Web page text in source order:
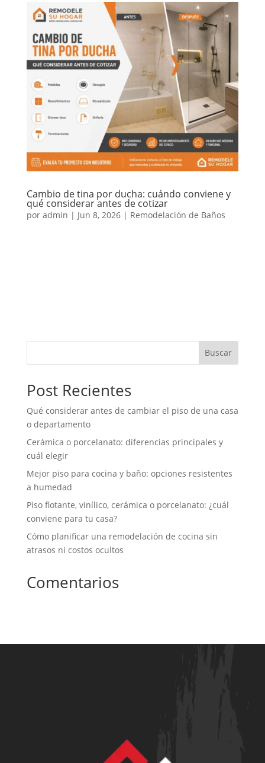
Cambio de tina por ducha: cuándo conviene y
qué considerar antes de cotizar
por admin | Jun 8, 2026| Remodelación de Baños
Buscar
Post Recientes
Qué considerar antes de cambiar el piso de una casa
o departamento
Cerámica o porcelanato: diferencias principales y
cuál elegir
Mejor piso para cocina y baño: opciones resistentes
a humedad
Piso flotante, vinílico, cerámica o porcelanato: ¿cuál
conviene para tu casa?
Cómo planificar una remodelación de cocina sin
atrasos ni costos ocultos
Comentarios